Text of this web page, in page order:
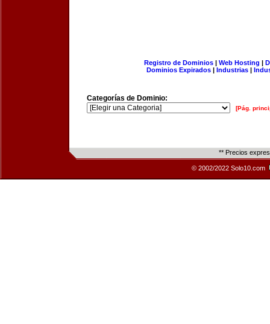
Registro de Dominios| Web Hosting |
Dominios Expirados | Industrias |
Categorías de Dominio:
[Pág.
** Precios
© 2002/2022 Solo10.com